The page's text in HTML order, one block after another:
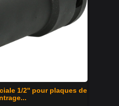
1/2'' pour plaques de